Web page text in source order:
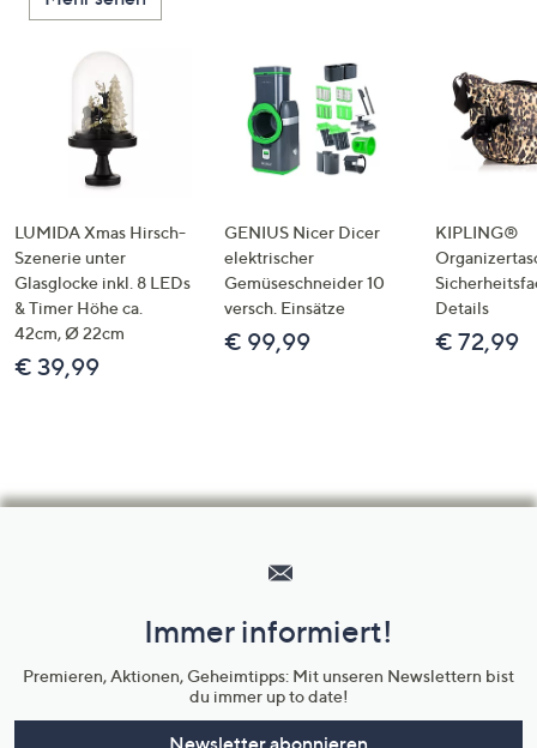
LUMIDA Xmas Hirsch-
Szenerie unter
Glasglocke inkl. 8 LEDs
& Timer Höhe ca.
42cm, Ø 22cm
€ 39,99
GENIUS Nicer Dicer
elektrischer
Gemüseschneider 10
versch. Einsätze
€ 99,99
KIPLING®
Details
€ 72,99
Unternehmensinformationen
Immer informiert!
Premieren, Aktionen, Geheimtipps: Mit unseren Newslettern bist
du immer up to date!